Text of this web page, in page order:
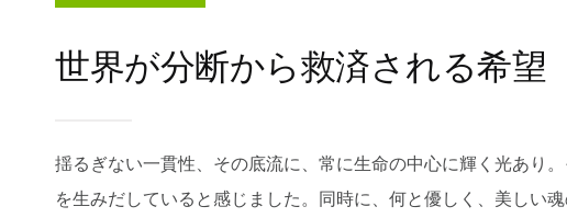
世界が分断から救済される希望
揺るぎない一貫性、その底流に、常に生命の中心に輝く光あり
を生みだしていると感じました。同時に、何と優しく、美しい